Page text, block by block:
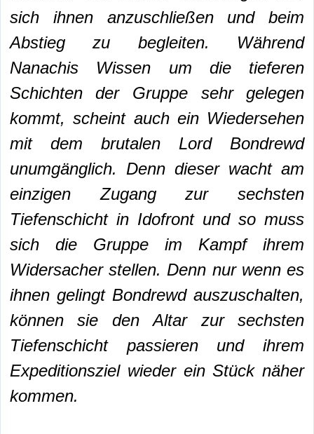
sich ihnen anzuschließen und beim
Abstieg zu begleiten. Während
Nanachis Wissen um die tieferen
Schichten der Gruppe sehr gelegen
kommt, scheint auch ein Wiedersehen
mit dem brutalen Lord Bondrewd
unumgänglich. Denn dieser wacht am
einzigen Zugang zur sechsten
Tiefenschicht in Idofront und so muss
sich die Gruppe im Kampf ihrem
Widersacher stellen. Denn nur wenn es
ihnen gelingt Bondrewd auszuschalten,
können sie den Altar zur sechsten
Tiefenschicht passieren und ihrem
Expeditionsziel wieder ein Stück näher
kommen.